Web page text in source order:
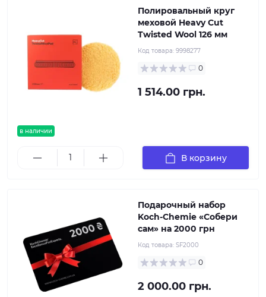
в наличии
Полировальный круг
меховой Heavy Cut
Twisted Wool 126 мм
Код товара: 9998277
0
1 514.00 грн.
В корзину
Подарочный набор
Koch-Chemie «Собери
сам» на 2000 грн
Код товара: SF2000
0
2 000.00 грн.